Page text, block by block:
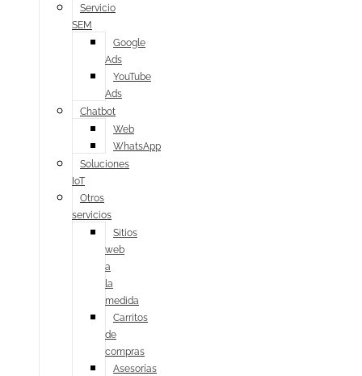
Servicio
SEM
Google
Ads
YouTube
Ads
Chatbot
Web
WhatsApp
Soluciones
IoT
Otros
servicios
Sitios
web
a
la
medida
Carritos
de
compras
Asesorías